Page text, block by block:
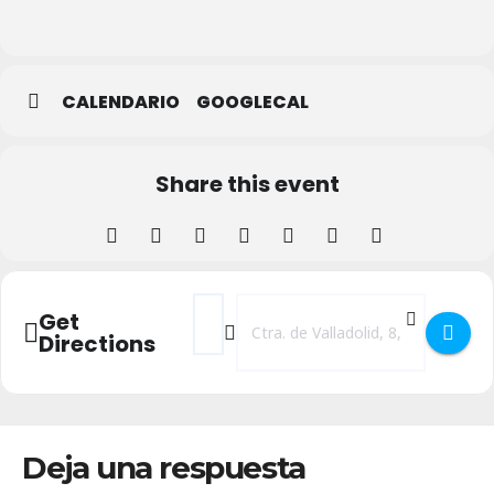
CALENDARIO GOOGLECAL
Share this event
Get
Directions
Address - CAZU-ROCK: Felisín dame 3
Destination Address - CAZU-
Deja una respuesta